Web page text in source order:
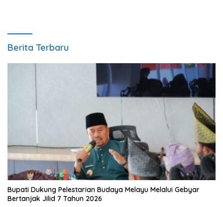
Berita Terbaru
Bupati Dukung Pelestarian Budaya Melayu Melalui Gebyar
Bertanjak Jilid 7 Tahun 2026